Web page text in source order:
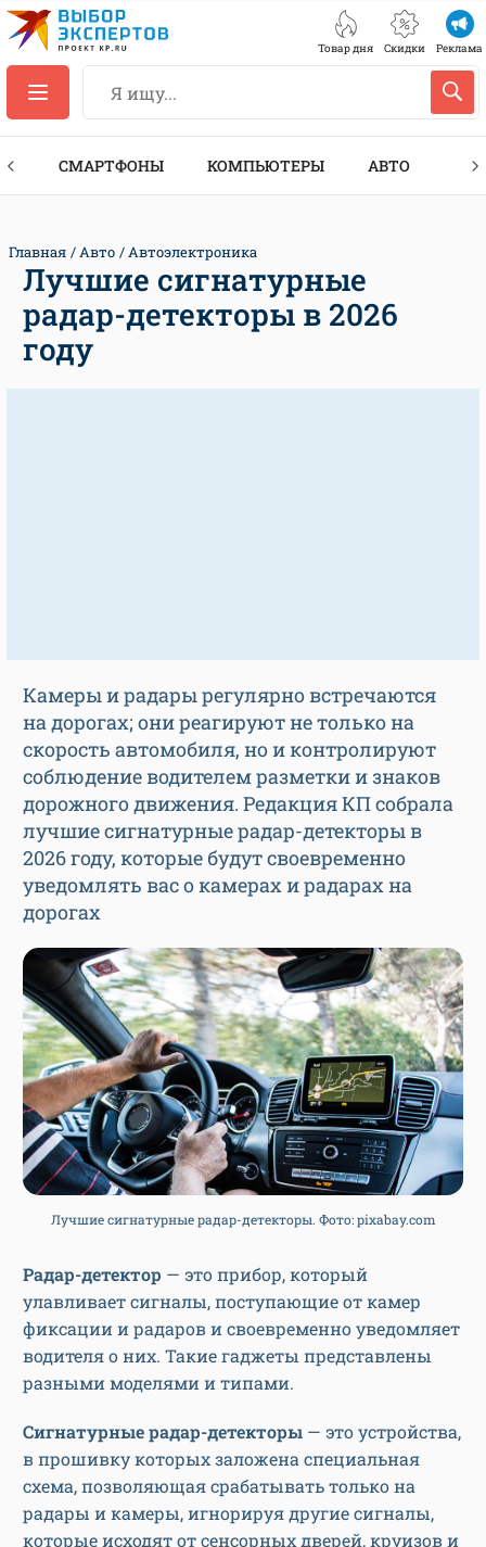
Товар дня Скидки Реклама
СМАРТФОНЫ КОМПЬЮТЕРЫ АВТО
Главная Авто Автоэлектроника
Лучшие сигнатурные
радар-детекторы в 2026
году
Камеры и радары регулярно встречаются
на дорогах; они реагируют не только на
скорость автомобиля, но и контролируют
соблюдение водителем разметки и знаков
дорожного движения. Редакция КП собрала
лучшие сигнатурные радар-детекторы в
2026 году, которые будут своевременно
уведомлять вас о камерах и радарах на
дорогах
Лучшие сигнатурные радар-детекторы. Фото: pixabay.com
Радар-детектор — это прибор, который
улавливает сигналы, поступающие от камер
фиксации и радаров и своевременно уведомляет
водителя о них. Такие гаджеты представлены
разными моделями и типами.
Сигнатурные радар-детекторы — это устройства,
в прошивку которых заложена специальная
схема, позволяющая срабатывать только на
радары и камеры, игнорируя другие сигналы,
которые исходят от сенсорных дверей, круизов и